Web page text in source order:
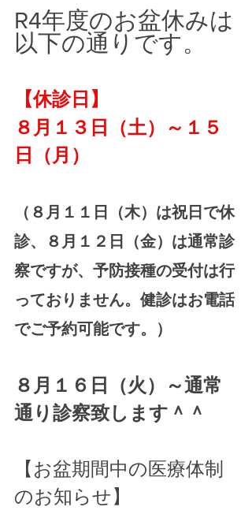
R4年度のお盆休みは
以下の通りです。
【休診日】
８月１３日（土）～１５
日（月）
（８月１１日（木）は祝日で休
診、８月１２日（金）は通常診
察ですが、予防接種の受付は行
っておりません。健診はお電話
でご予約可能です。）
８月１６日（火）～通常
通り診察致します＾＾
【お盆期間中の医療体制
のお知らせ】